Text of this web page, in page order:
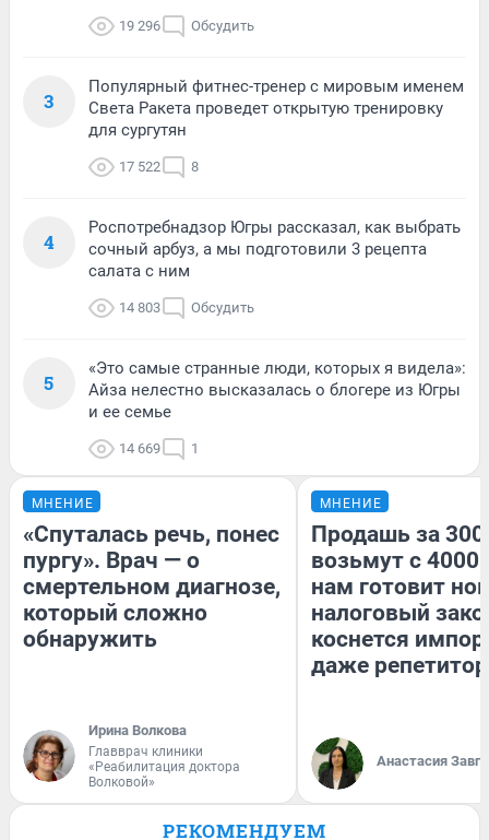
19 296 Обсудить
3
Популярный фитнес-тренер с мировым именем
Света Ракета проведет открытую тренировку
для сургутян
17 522 8
4
Роспотребнадзор Югры рассказал, как выбрать
сочный арбуз, а мы подготовили 3 рецепта
салата с ним
14 803 Обсудить
5
«Это самые странные люди, которых я видела»:
Айза нелестно высказалась о блогере из Югры
и ее семье
14 669 1
МНЕНИЕ
«Спуталась речь, понес
пургу». Врач — о
смертельном диагнозе,
который сложно
обнаружить
Ирина Волкова
Главврач клиники
«Реабилитация доктора
Волковой»
МНЕНИЕ
Продашь за
возьмут с
нам готовит
налоговый
коснется
даже
Анастасия
РЕКОМЕНДУЕМ